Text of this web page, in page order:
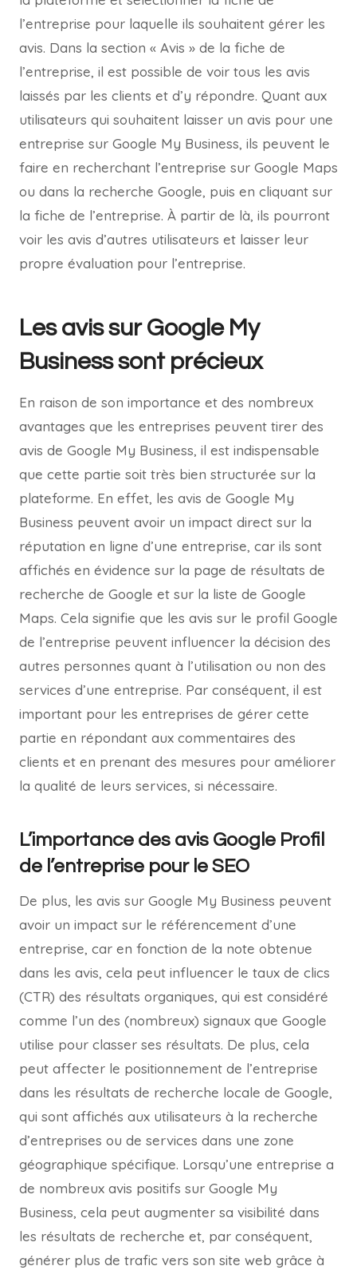
l’entreprise pour laquelle ils souhaitent gérer les
avis. Dans la section « Avis » de la fiche de
l’entreprise, il est possible de voir tous les avis
laissés par les clients et d’y répondre. Quant aux
utilisateurs qui souhaitent laisser un avis pour une
entreprise sur Google My Business, ils peuvent le
faire en recherchant l’entreprise sur Google Maps
ou dans la recherche Google, puis en cliquant sur
la fiche de l’entreprise. À partir de là, ils pourront
voir les avis d’autres utilisateurs et laisser leur
propre évaluation pour l’entreprise.
Les avis sur Google My
Business sont précieux
En raison de son importance et des nombreux
avantages que les entreprises peuvent tirer des
avis de Google My Business, il est indispensable
que cette partie soit très bien structurée sur la
plateforme. En effet, les avis de Google My
Business peuvent avoir un impact direct sur la
réputation en ligne d’une entreprise, car ils sont
affichés en évidence sur la page de résultats de
recherche de Google et sur la liste de Google
Maps. Cela signifie que les avis sur le profil Google
de l’entreprise peuvent influencer la décision des
autres personnes quant à l’utilisation ou non des
services d’une entreprise. Par conséquent, il est
important pour les entreprises de gérer cette
partie en répondant aux commentaires des
clients et en prenant des mesures pour améliorer
la qualité de leurs services, si nécessaire.
L’importance des avis Google Profil
de l’entreprise pour le SEO
De plus, les avis sur Google My Business peuvent
avoir un impact sur le référencement d’une
entreprise, car en fonction de la note obtenue
dans les avis, cela peut influencer le taux de clics
(CTR) des résultats organiques, qui est considéré
comme l’un des (nombreux) signaux que Google
utilise pour classer ses résultats. De plus, cela
peut affecter le positionnement de l’entreprise
dans les résultats de recherche locale de Google,
qui sont affichés aux utilisateurs à la recherche
d’entreprises ou de services dans une zone
géographique spécifique. Lorsqu’une entreprise a
de nombreux avis positifs sur Google My
Business, cela peut augmenter sa visibilité dans
les résultats de recherche et, par conséquent,
générer plus de trafic vers son site web grâce à